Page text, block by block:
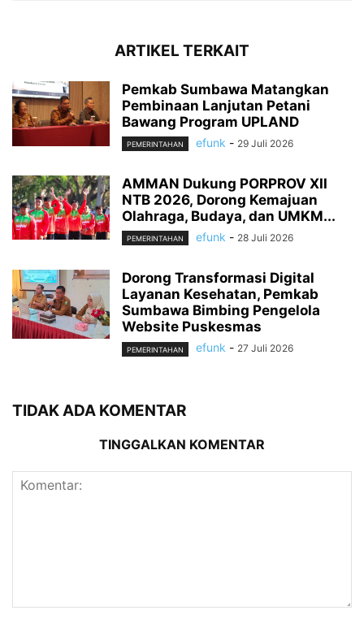
ARTIKEL TERKAIT
Pemkab Sumbawa Matangkan
Pembinaan Lanjutan Petani
Bawang Program UPLAND
PEMERINTAHAN efunk - 29 Juli 2026
AMMAN Dukung PORPROV XII
NTB 2026, Dorong Kemajuan
Olahraga, Budaya, dan UMKM...
PEMERINTAHAN efunk - 28 Juli 2026
Dorong Transformasi Digital
Layanan Kesehatan, Pemkab
Sumbawa Bimbing Pengelola
Website Puskesmas
PEMERINTAHAN efunk - 27 Juli 2026
TIDAK ADA KOMENTAR
TINGGALKAN KOMENTAR